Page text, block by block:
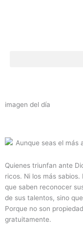
imagen del día
Quienes triunfan ante
ricos. Ni los más
que saben reconocer
de sus talentos, sino
Porque no son
gratuitamente.